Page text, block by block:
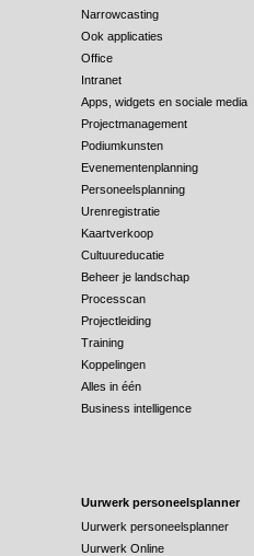
Narrowcasting
Ook applicaties
Office
Intranet
Apps, widgets en sociale media
Projectmanagement
Podiumkunsten
Evenementenplanning
Personeelsplanning
Urenregistratie
Kaartverkoop
Cultuureducatie
Beheer je landschap
Processcan
Projectleiding
Training
Koppelingen
Alles in één
Business intelligence
Uurwerk personeelsplanner
Uurwerk personeelsplanner
Uurwerk Online